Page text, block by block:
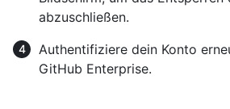
abzuschließen.
Authentifiziere dein Konto
GitHub Enterprise.